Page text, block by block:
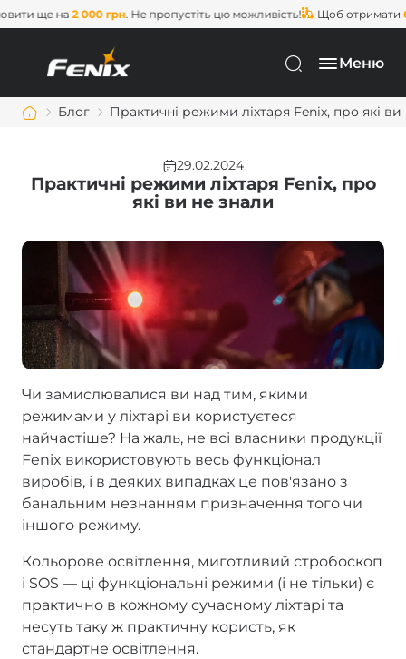
2 000 грн. Не пропустіть цю можливість! Щоб отримати
Меню
Блог Практичні режими ліхтаря Fenix, про які
29.02.2024
Практичні режими ліхтаря Fenix, про
які ви не знали
Чи замислювалися ви над тим, якими
режимами у ліхтарі ви користуєтеся
найчастіше? На жаль, не всі власники продукції
Fenix використовують весь функціонал
виробів, і в деяких випадках це пов'язано з
банальним незнанням призначення того чи
іншого режиму.
Кольорове освітлення, миготливий стробоскоп
і SOS — ці функціональні режими (і не тільки) є
практично в кожному сучасному ліхтарі та
несуть таку ж практичну користь, як
стандартне освітлення.